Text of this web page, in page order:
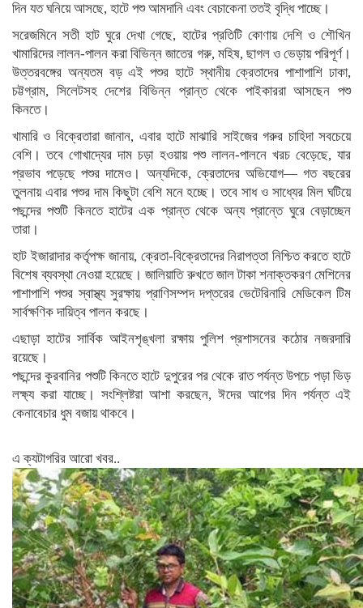
দিন যত ঘনিয়ে আসছে, হাটে পশু আমদানি এবং বেচাকেনা ততই বৃদ্ধি পাচ্ছে।
সরেজমিনে সতী হাট ঘুরে দেখা গেছে, হাটের প্রতিটি কোণায় দেশি ও শৌখিন
খামারিদের লালন-পালন করা বিভিন্ন জাতের গরু, মহিষ, ছাগল ও ভেড়ায় পরিপূর্ণ।
উত্তরবঙ্গের অন্যতম বড় এই পশুর হাটে স্থানীয় ক্রেতাদের পাশাপাশি ঢাকা,
চট্টগ্রাম, সিলেটসহ দেশের বিভিন্ন প্রান্ত থেকে পাইকাররা আসছেন পশু
কিনতে।
খামারি ও বিক্রেতারা জানান, এবার হাটে মাঝারি সাইজের গরুর চাহিদা সবচেয়ে
বেশি। তবে গোখাদ্যের দাম চড়া হওয়ায় পশু লালন-পালনে খরচ বেড়েছে, যার
প্রভাব পড়েছে পশুর দামেও। অন্যদিকে, ক্রেতাদের অভিযোগ— গত বছরের
তুলনায় এবার পশুর দাম কিছুটা বেশি মনে হচ্ছে। তবে সাধ ও সাধ্যের মিল ঘটিয়ে
পছন্দের পশুটি কিনতে হাটের এক প্রান্ত থেকে অন্য প্রান্তে ঘুরে বেড়াচ্ছেন
তারা।
হাট ইজারাদার কর্তৃপক্ষ জানায়, ক্রেতা-বিক্রেতাদের নিরাপত্তা নিশ্চিত করতে হাটে
বিশেষ ব্যবস্থা নেওয়া হয়েছে। জালিয়াতি রুখতে জাল টাকা শনাক্তকরণ মেশিনের
পাশাপাশি পশুর স্বাস্থ্য সুরক্ষায় প্রাণিসম্পদ দপ্তরের ভেটেরিনারি মেডিকেল টিম
সার্বক্ষণিক দায়িত্ব পালন করছে।
এছাড়া হাটের সার্বিক আইনশৃঙ্খলা রক্ষায় পুলিশ প্রশাসনের কঠোর নজরদারি
রয়েছে।
পছন্দের কুরবানির পশুটি কিনতে হাটে দুপুরের পর থেকে রাত পর্যন্ত উপচে পড়া ভিড়
লক্ষ্য করা যাচ্ছে। সংশ্লিষ্টরা আশা করছেন, ঈদের আগের দিন পর্যন্ত এই
কেনাবেচার ধুম বজায় থাকবে।
এ ক্যটাগরির আরো খবর..